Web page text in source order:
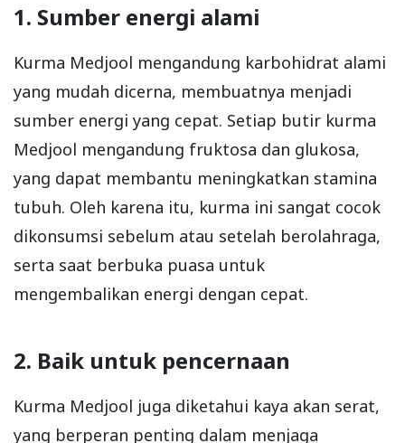
1. Sumber energi alami
Kurma Medjool mengandung karbohidrat alami
yang mudah dicerna, membuatnya menjadi
sumber energi yang cepat. Setiap butir kurma
Medjool mengandung fruktosa dan glukosa,
yang dapat membantu meningkatkan stamina
tubuh. Oleh karena itu, kurma ini sangat cocok
dikonsumsi sebelum atau setelah berolahraga,
serta saat berbuka puasa untuk
mengembalikan energi dengan cepat.
2. Baik untuk pencernaan
Kurma Medjool juga diketahui kaya akan serat,
yang berperan penting dalam menjaga